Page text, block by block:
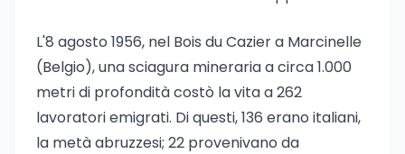
L'8 agosto 1956, nel Bois du Cazier a Marcinelle
(Belgio), una sciagura mineraria a circa 1.000
metri di profondità costò la vita a 262
lavoratori emigrati. Di questi, 136 erano italiani,
la metà abruzzesi; 22 provenivano da